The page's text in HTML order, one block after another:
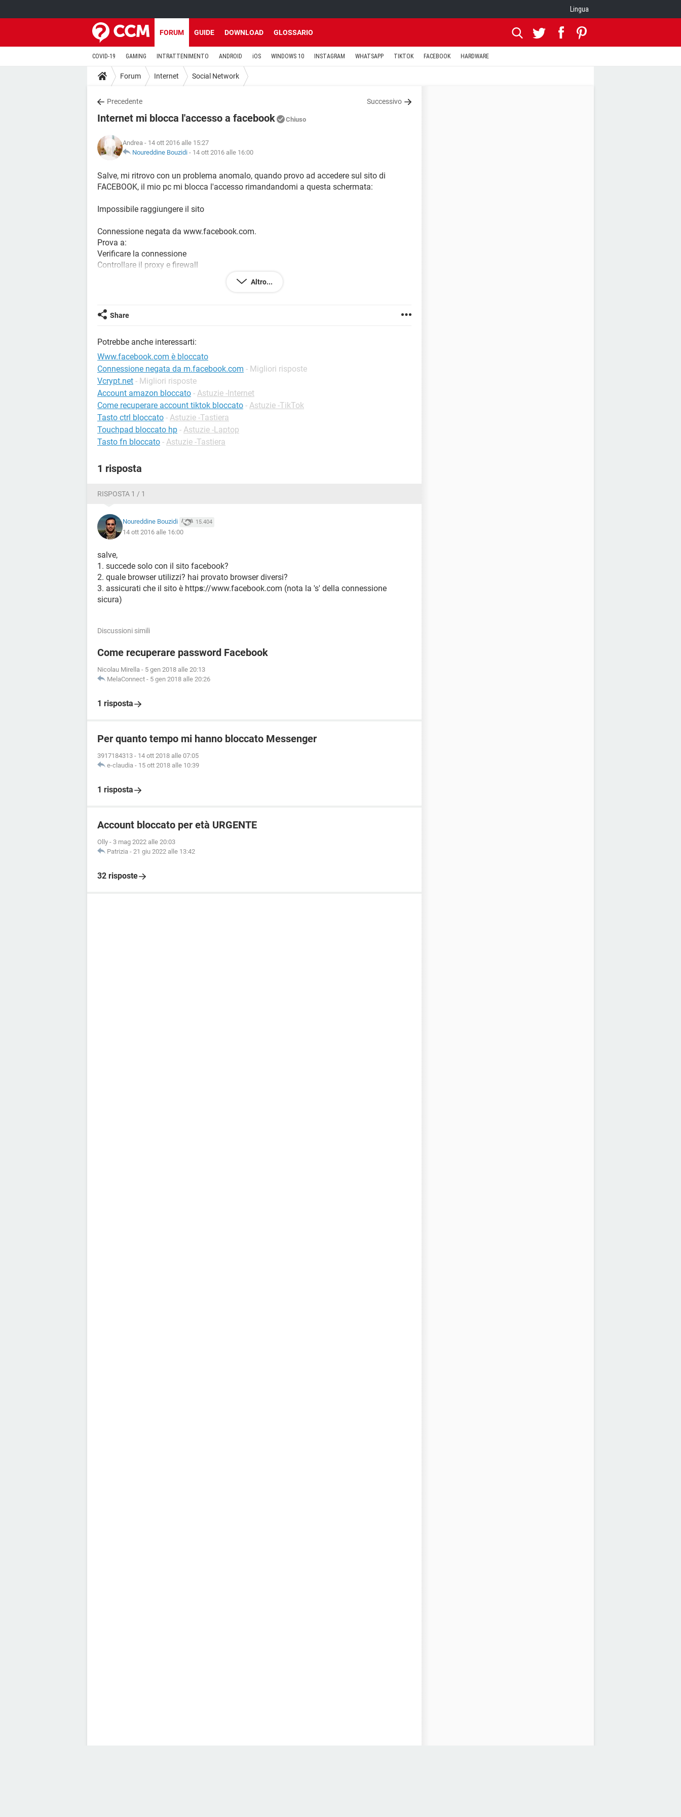
Lingua
FORUM GUIDE DOWNLOAD GLOSSARIO
COVID-19 GAMING INTRATTENIMENTO ANDROID iOS WINDOWS 10 INSTAGRAM WHATSAPP TIKTOK FACEBOOK HARDWARE
Forum Internet Social Network
Precedente Successivo
Internet mi blocca l'accesso a facebook Chiuso
Andrea - 14 ott 2016 alle 15:27
Noureddine Bouzidi - 14 ott 2016 alle 16:00
Salve, mi ritrovo con un problema anomalo, quando provo ad accedere sul sito di
FACEBOOK, il mio pc mi blocca l'accesso rimandandomi a questa schermata:
Impossibile raggiungere il sito
Connessione negata da www.facebook.com.
Prova a:
Verificare la connessione
Controllare il proxy e firewall
Qualcuno è in grado di aiutarmi?
Altro...
Share
Potrebbe anche interessarti:
Www.facebook.com è bloccato
Connessione negata da m.facebook.com - Migliori risposte
Vcrypt.net - Migliori risposte
Account amazon bloccato - Astuzie -Internet
Come recuperare account tiktok bloccato - Astuzie -TikTok
Tasto ctrl bloccato - Astuzie -Tastiera
Touchpad bloccato hp - Astuzie -Laptop
Tasto fn bloccato - Astuzie -Tastiera
1 risposta
RISPOSTA 1 / 1
Noureddine Bouzidi 15.404
14 ott 2016 alle 16:00
salve,
1. succede solo con il sito facebook?
2. quale browser utilizzi? hai provato browser diversi?
3. assicurati che il sito è https://www.facebook.com (nota la 's' della connessione
sicura)
Discussioni simili
Come recuperare password Facebook
Nicolau Mirella - 5 gen 2018 alle 20:13
MelaConnect - 5 gen 2018 alle 20:26
1 risposta
Per quanto tempo mi hanno bloccato Messenger
3917184313 - 14 ott 2018 alle 07:05
e-claudia - 15 ott 2018 alle 10:39
1 risposta
Account bloccato per età URGENTE
Olly - 3 mag 2022 alle 20:03
Patrizia - 21 giu 2022 alle 13:42
32 risposte